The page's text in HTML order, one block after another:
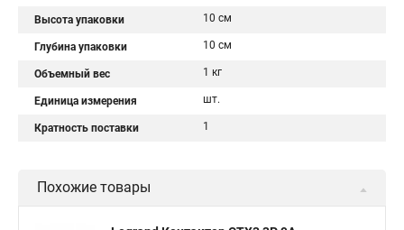
Высота упаковки 10 см
Глубина упаковки 10 см
Объемный вес 1 кг
Единица измерения шт.
Кратность поставки 1
Похожие товары